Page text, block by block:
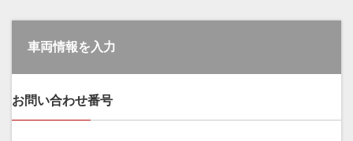
車両情報を入力
お問い合わせ番号